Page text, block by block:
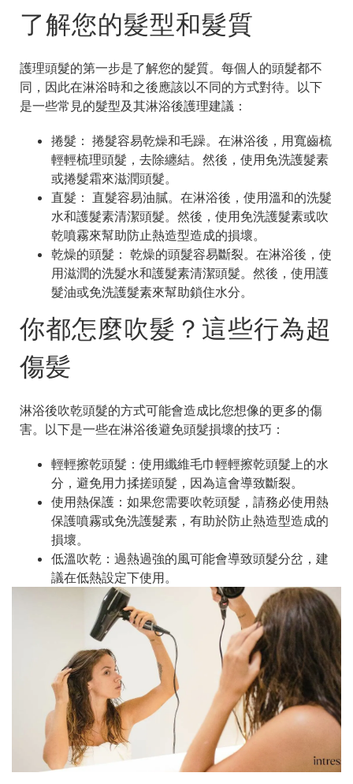
了解您的髮型和髮質
護理頭髮的第一步是了解您的髮質。每個人的頭髮都不
同，因此在淋浴時和之後應該以不同的方式對待。以下
是一些常見的髮型及其淋浴後護理建議：
捲髮： 捲髮容易乾燥和毛躁。在淋浴後，用寬齒梳
輕輕梳理頭髮，去除纏結。然後，使用免洗護髮素
或捲髮霜來滋潤頭髮。
直髮： 直髮容易油膩。在淋浴後，使用溫和的洗髮
水和護髮素清潔頭髮。然後，使用免洗護髮素或吹
乾噴霧來幫助防止熱造型造成的損壞。
乾燥的頭髮： 乾燥的頭髮容易斷裂。在淋浴後，使
用滋潤的洗髮水和護髮素清潔頭髮。然後，使用護
髮油或免洗護髮素來幫助鎖住水分。
你都怎麼吹髮？這些行為超
傷髪
淋浴後吹乾頭髮的方式可能會造成比您想像的更多的傷
害。以下是一些在淋浴後避免頭髮損壞的技巧：
輕輕擦乾頭髮：使用纖維毛巾輕輕擦乾頭髮上的水
分，避免用力揉搓頭髮，因為這會導致斷裂。
使用熱保護：如果您需要吹乾頭髮，請務必使用熱
保護噴霧或免洗護髮素，有助於防止熱造型造成的
損壞。
低溫吹乾：過熱過強的風可能會導致頭髮分岔，建
議在低熱設定下使用。